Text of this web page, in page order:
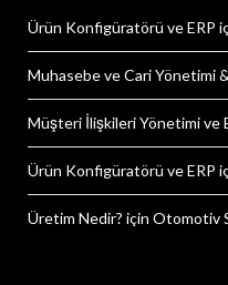
Ürün Konfigüratörü ve ERP
Muhasebe ve Cari Yönetimi
Müşteri İlişkileri Yönetimi ve
Ürün Konfigüratörü ve ERP
Üretim Nedir? için Otomotiv